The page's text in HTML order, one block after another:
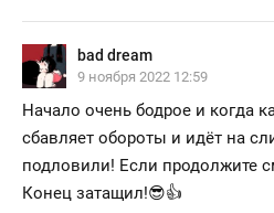
bad dream
9 ноября 2022 12:59
Начало очень бодрое и когда
сбавляет обороты и идёт на
подловили! Если продолжите
Конец затащил!😎👍